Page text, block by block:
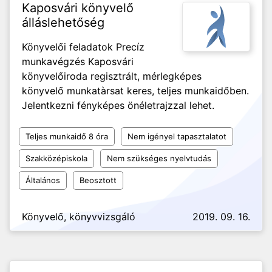
Kaposvári könyvelő
álláslehetőség
Könyvelői feladatok Precíz
munkavégzés Kaposvári
könyvelőiroda regisztrált, mérlegképes
könyvelő munkatàrsat keres, teljes munkaidőben.
Jelentkezni fényképes önéletrajzzal lehet.
Teljes munkaidő 8 óra Nem igényel tapasztalatot
Szakközépiskola Nem szükséges nyelvtudás
Általános Beosztott
Könyvelő, könyvvizsgáló 2019. 09. 16.